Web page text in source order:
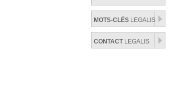
MOTS-CLÉS LEGALIS
CONTACTLEGALIS